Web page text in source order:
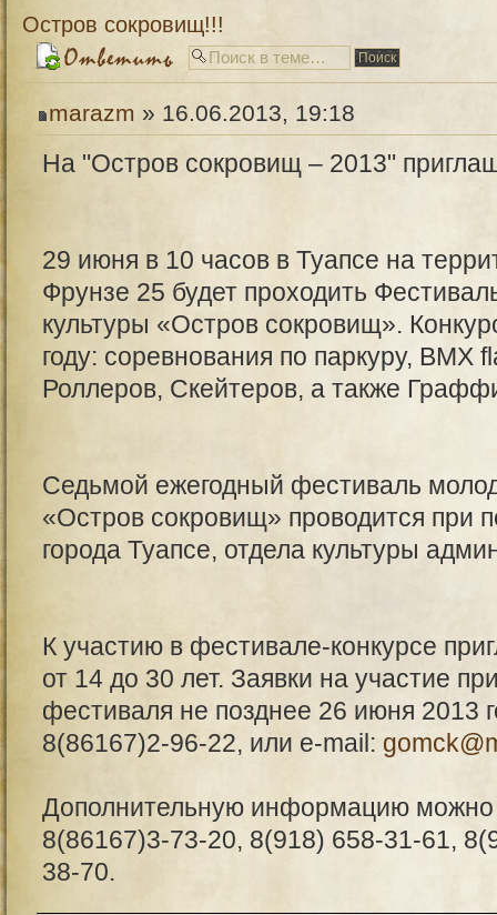
Остров сокровищ!!!
marazm » 16.06.2013, 19:18
На "Остров сокровищ – 2013"
29 июня в 10 часов в Туапсе на
Фрунзе 25 будет проходить
культуры «Остров сокровищ».
году: соревнования по паркуру, BМХ
Роллеров, Скейтеров, а также
Седьмой ежегодный фестиваль
«Остров сокровищ» проводится при
города Туапсе, отдела культуры
К участию в фестивале-конкурсе
от 14 до 30 лет. Заявки на участие
фестиваля не позднее 26 июня 2013
8(86167)2-96-22, или e-mail:
Дополнительную информацию можно
8(86167)3-73-20, 8(918) 658-31-61,
38-70.